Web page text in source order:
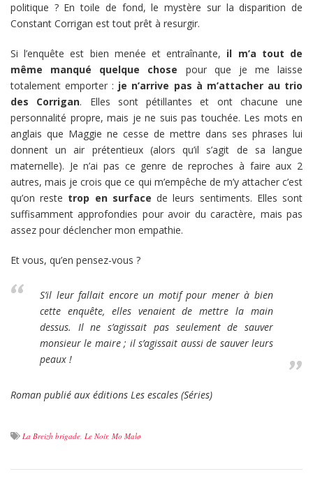
politique ? En toile de fond, le mystère sur la disparition de
Constant Corrigan est tout prêt à resurgir.
Si l’enquête est bien menée et entraînante, il m’a tout de
même manqué quelque chose pour que je me laisse
totalement emporter : je n’arrive pas à m’attacher au trio
des Corrigan. Elles sont pétillantes et ont chacune une
personnalité propre, mais je ne suis pas touchée. Les mots en
anglais que Maggie ne cesse de mettre dans ses phrases lui
donnent un air prétentieux (alors qu’il s’agit de sa langue
maternelle). Je n’ai pas ce genre de reproches à faire aux 2
autres, mais je crois que ce qui m’empêche de m’y attacher c’est
qu’on reste trop en surface de leurs sentiments. Elles sont
suffisamment approfondies pour avoir du caractère, mais pas
assez pour déclencher mon empathie.
Et vous, qu’en pensez-vous ?
S’il leur fallait encore un motif pour mener à bien
cette enquête, elles venaient de mettre la main
dessus. Il ne s’agissait pas seulement de sauver
monsieur le maire ; il s’agissait aussi de sauver leurs
peaux !
Roman publié aux éditions Les escales (Séries)
La Breizh brigade, Le Noir, Mo Malø